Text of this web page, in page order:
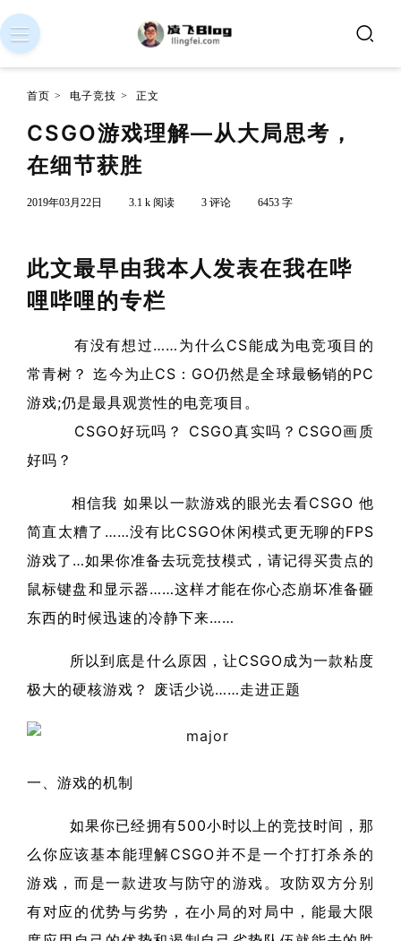
首页 > 电子竞技 > 正文
CSGO游戏理解—从大局思考，
在细节获胜
2019年03月22日 3.1 k 阅读 3 评论 6453 字
此文最早由我本人发表在我在哔
哩哔哩的专栏
有没有想过……为什么CS能成为电竞项目的
常青树？ 迄今为止CS：GO仍然是全球最畅销的PC
游戏;仍是最具观赏性的电竞项目。
CSGO好玩吗？ CSGO真实吗？CSGO画质
好吗？
相信我 如果以一款游戏的眼光去看CSGO 他
简直太糟了……没有比CSGO休闲模式更无聊的FPS
游戏了…如果你准备去玩竞技模式，请记得买贵点的
鼠标键盘和显示器……这样才能在你心态崩坏准备砸
东西的时候迅速的冷静下来……
所以到底是什么原因，让CSGO成为一款粘度
极大的硬核游戏？ 废话少说……走进正题
一、游戏的机制
如果你已经拥有500小时以上的竞技时间，那
么你应该基本能理解CSGO并不是一个打打杀杀的
游戏，而是一款进攻与防守的游戏。攻防双方分别
有对应的优势与劣势，在小局的对局中，能最大限